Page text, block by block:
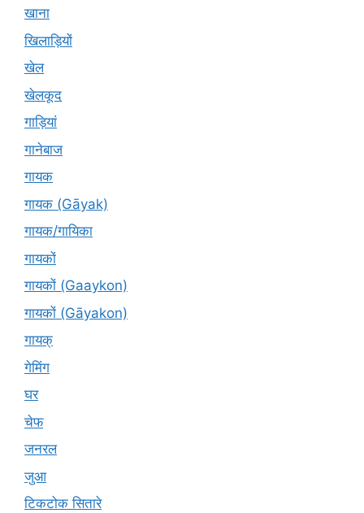
खाना
खिलाड़ियों
खेल
खेलकूद
गाड़ियां
गानेबाज
गायक
गायक (Gāyak)
गायक/गायिका
गायकों
गायकों (Gaaykon)
गायकों (Gāyakon)
गायक्
गेमिंग
घर
चेफ
जनरल
जुआ
टिकटोक सितारे